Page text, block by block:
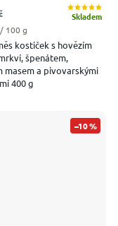
kostiček s hovězím
špenátem,
masem a pivovarskými
400 g
Skladem
100 g
–10 %